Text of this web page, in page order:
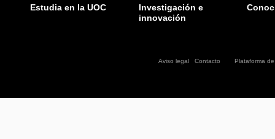
Estudia en la UOC Investigación e
innovación
Aviso legal Contacto Plataforma